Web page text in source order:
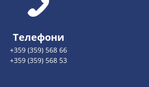
Телефони
+359 (359) 568 66
+359 (359) 568 53